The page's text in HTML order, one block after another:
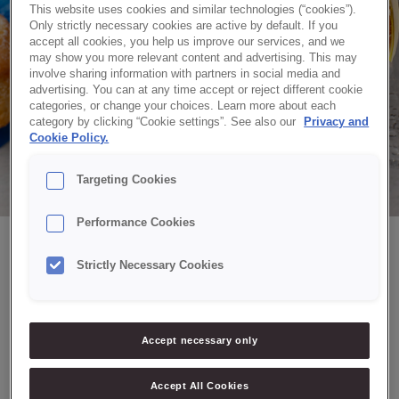
novedades en productos
lanzados y las inspiraciones en
recetas.
This website uses cookies and similar technologies (“cookies”).
Only strictly necessary cookies are active by default. If you
accept all cookies, you help us improve our services, and we
may show you more relevant content and advertising. This may
involve sharing information with partners in social media and
advertising. You can at any time accept or reject different cookie
categories, or change your choices. Learn more about each
category by clicking “Cookie settings”. See also our
Privacy and
Cookie Policy.
Targeting Cookies
Performance Cookies
Strictly Necessary Cookies
Accept necessary only
Accept All Cookies